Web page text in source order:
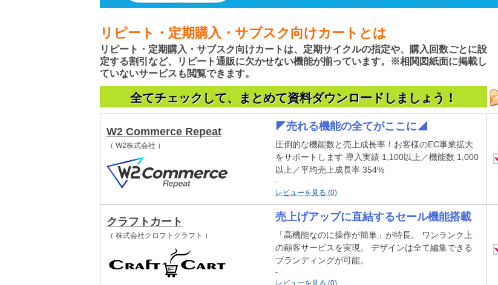
リピート・定期購入・サブスク向けカートとは
リピート・定期購入・サブスク向けカートは、定期サイクルの指定や、購入回数ごとに設
定する割引など、リピート通販に欠かせない機能が揃っています。※相関図紙面に掲載し
ていないサービスも閲覧できます。
全てチェックして、まとめて資料ダウンロードしましょう！
W2 Commerce Repeat
（ W2株式会社 ）
◤売れる機能の全てがここに◢
圧倒的な機能数と売上成長率！お客様のEC事業拡大
をサポートします 導入実績 1,100以上／機能数 1,000
以上／平均売上成長率 354%
-
レビューを見る (0)
クラフトカート
（ 株式会社クロフトクラフト ）
売上げアップに直結するセール機能搭載
「高機能なのに操作が簡単」が特長。 ワンランク上
の顧客サービスを実現。 デザインは全て編集できる
ブランディングが可能。
-
レビューを見る (0)